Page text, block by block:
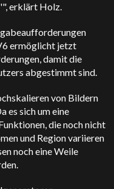
erklärt Holz.
ermöglicht jetzt
damit die
abgestimmt sind.
von Bildern
es sich um eine
die noch nicht
und Region variieren
noch eine Weile